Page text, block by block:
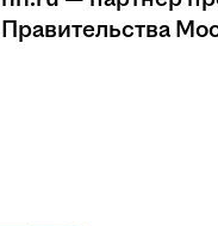
Правительства